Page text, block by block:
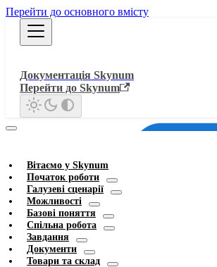
Перейти до основного вмісту
Документація Skynum
Перейти до Skynum
Вітаємо у Skynum
Початок роботи
Галузеві сценарії
Можливості
Базові поняття
Спільна робота
Завдання
Документи
Товари та склад